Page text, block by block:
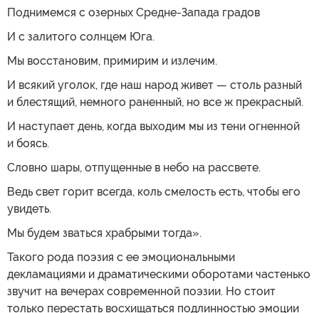
Поднимемся с озерных Средне-Запада градов
И с залитого солнцем Юга.
Мы восстановим, примирим и излечим.
И всякий уголок, где наш народ живет — столь разный
и блестящий, немного раненный, но все ж прекрасный.
И наступает день, когда выходим мы из тени огненной
и боясь.
Словно шары, отпущенные в небо на рассвете.
Ведь свет горит всегда, коль смелость есть, чтобы его
увидеть.
Мы будем зваться храбрыми тогда».
Такого рода поэзия с ее эмоциональными
декламациями и драматическими оборотами частенько
звучит на вечерах современной поэзии. Но стоит
только перестать восхищаться подлинностью эмоции